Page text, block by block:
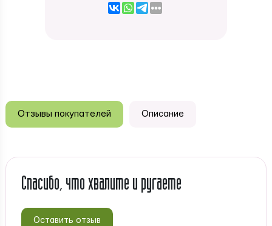
Отзывы покупателей Описание
Спасибо, что хвалите и ругаете
Оставить отзыв